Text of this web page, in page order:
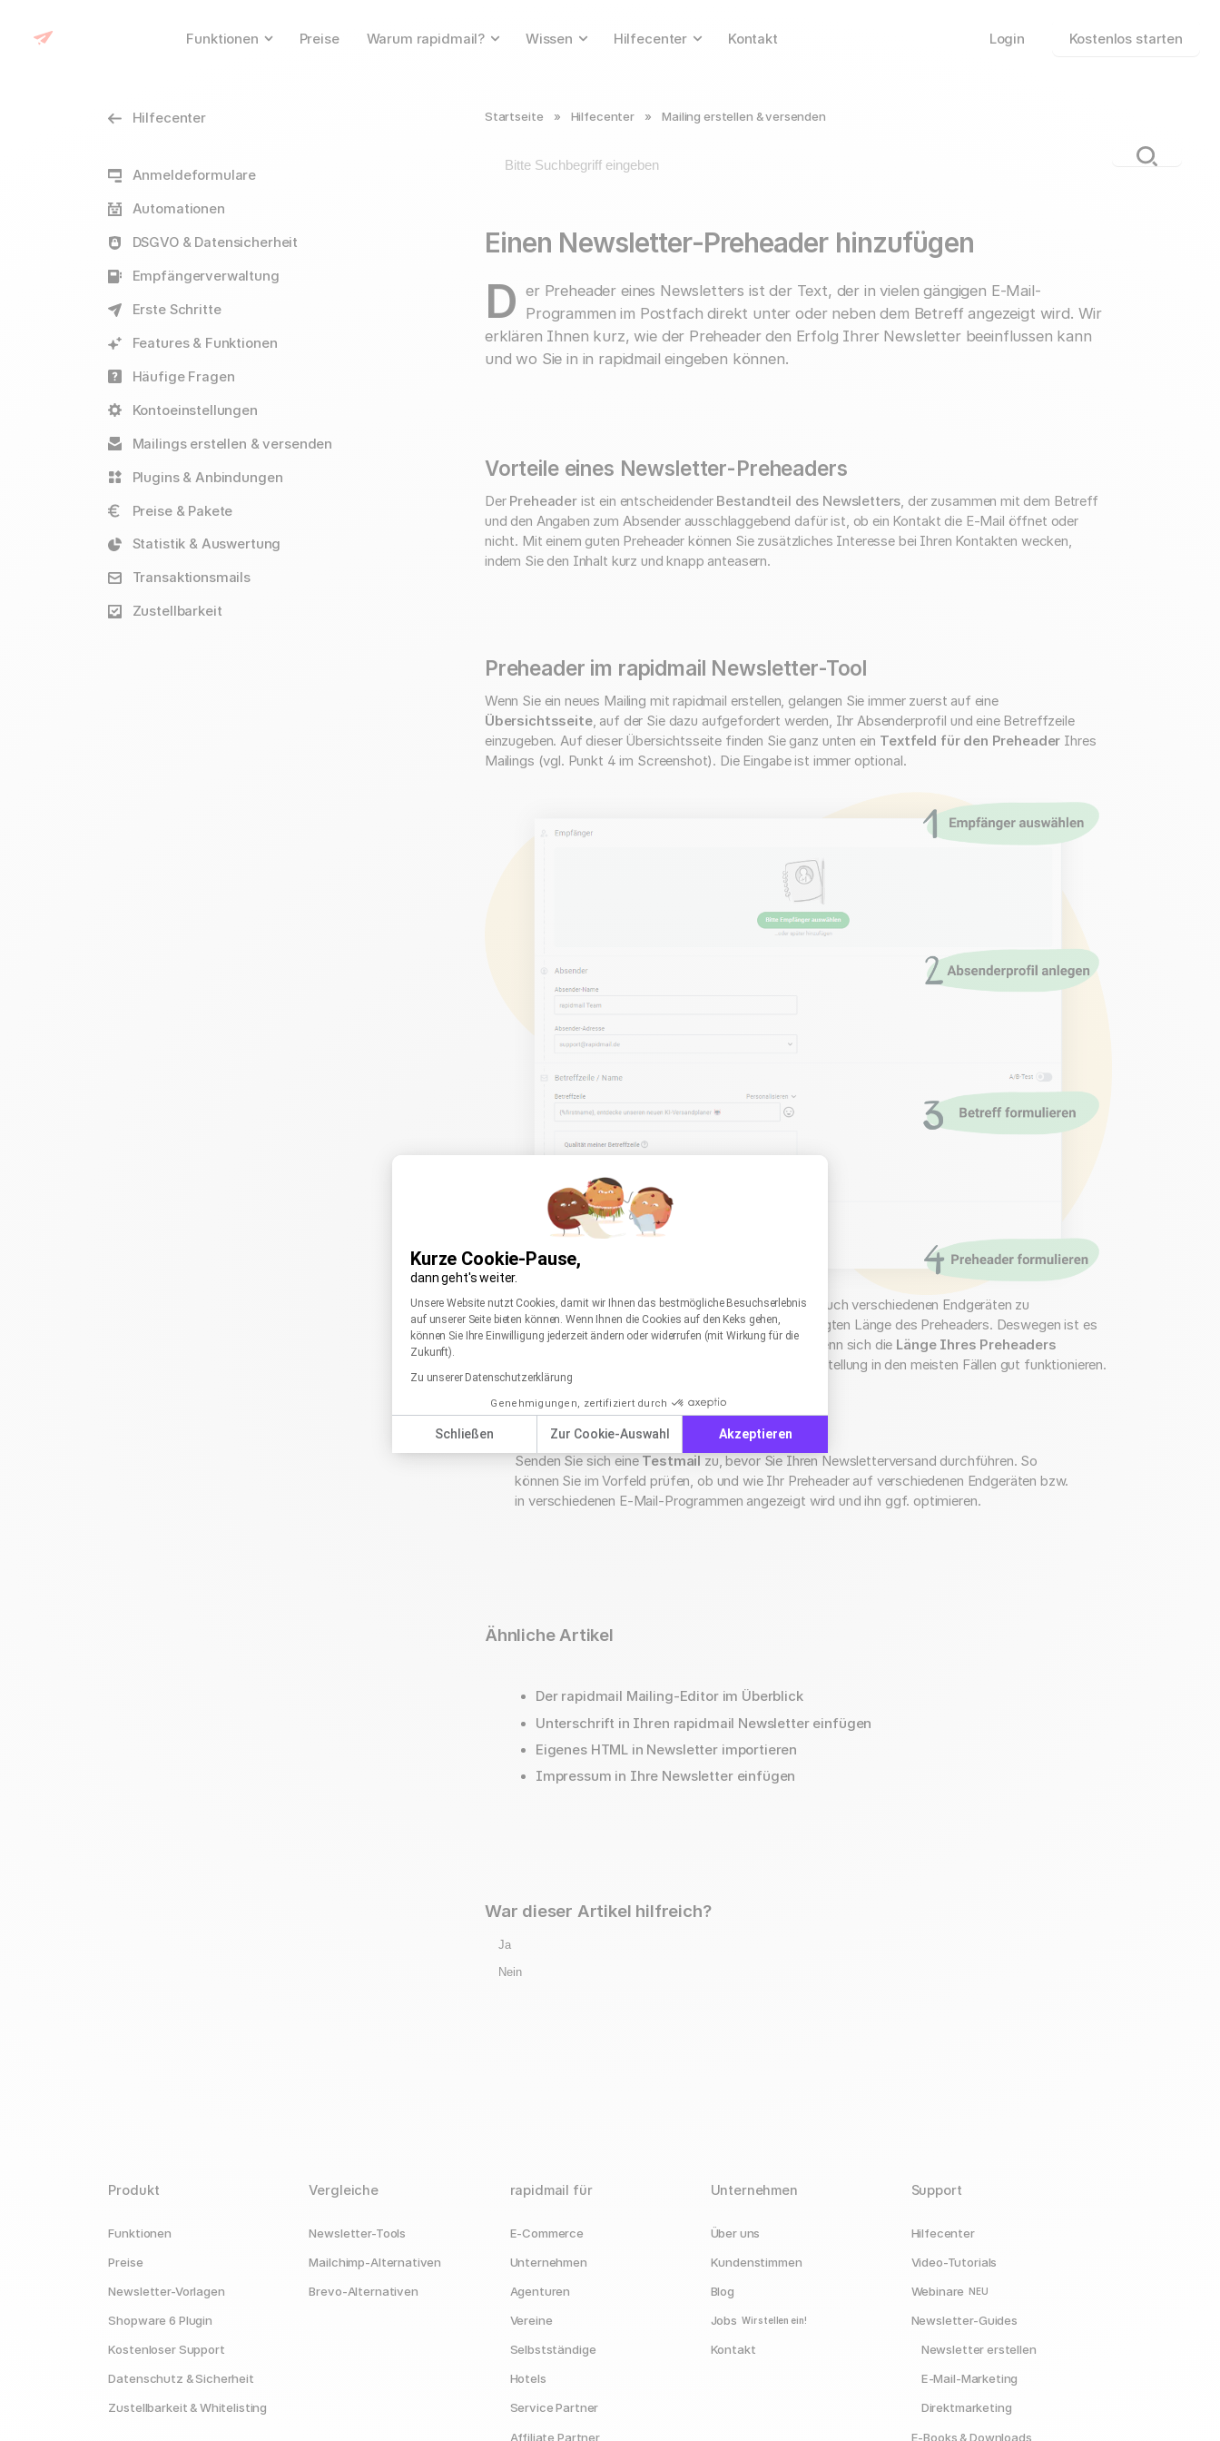
Kurze Cookie-Pause,
dann geht's weiter.
Einwilligungsmanagementplattform: Passen Sie Ihre Optionen an
Unsere Website nutzt Cookies, damit wir Ihnen das bestmögliche Besuchserlebnis
auf unserer Seite bieten können. Wenn Ihnen die Cookies auf den Keks gehen,
können Sie Ihre Einwilligung jederzeit ändern oder widerrufen (mit Wirkung für die
Zukunft).
Zu unserer Datenschutzerklärung
Genehmigungen, zertifiziert durch
Schließen Zur Cookie-Auswahl Akzeptieren
Axeptio consent
Funktionen Preise Warum rapidmail? Wissen Hilfecenter Kontakt Login Kostenlos starten
Hilfecenter
Anmeldeformulare
Automationen
DSGVO & Datensicherheit
Empfängerverwaltung
Erste Schritte
Features & Funktionen
Häufige Fragen
Kontoeinstellungen
Mailings erstellen & versenden
Plugins & Anbindungen
Preise & Pakete
Statistik & Auswertung
Transaktionsmails
Zustellbarkeit
Startseite » Hilfecenter » Mailing erstellen & versenden
Einen Newsletter-Preheader hinzufügen
D er Preheader eines Newsletters ist der Text, der in vielen gängigen E-Mail-
Programmen im Postfach direkt unter oder neben dem Betreff angezeigt wird. Wir
erklären Ihnen kurz, wie der Preheader den Erfolg Ihrer Newsletter beeinflussen kann
und wo Sie in in rapidmail eingeben können.
Vorteile eines Newsletter-Preheaders
Der Preheaderist ein entscheidender Bestandteil des Newsletters, der zusammen mit dem Betreff
und den Angaben zum Absender ausschlaggebend dafür ist, ob ein Kontakt die E-Mail öffnet oder
nicht. Mit einem guten Preheader können Sie zusätzliches Interesse bei Ihren Kontakten wecken,
indem Sie den Inhalt kurz und knapp anteasern.
Preheader im rapidmail Newsletter-Tool
Wenn Sie ein neues Mailing mit rapidmail erstellen, gelangen Sie immer zuerst auf eine
Übersichtsseite, auf der Sie dazu aufgefordert werden, Ihr Absenderprofil und eine Betreffzeile
einzugeben. Auf dieser Übersichtsseite finden Sie ganz unten ein Textfeld für den Preheader Ihres
Mailings (vgl. Punkt 4 im Screenshot). Die Eingabe ist immer optional.
Leider kommt es bei verschiedenen E-Mail-Clients und auch verschiedenen Endgeräten zu
Unterschieden in der generellen Anzeige und der angezeigten Länge des Preheaders. Deswegen ist es
schwierig, eine konkrete Empfehlung auszusprechen. Wenn sich die Länge Ihres Preheaders
bewegt, sollte die Darstellung in den meisten Fällen gut funktionieren.
💡 Unser Tipp:
Senden Sie sich eine Testmail zu, bevor Sie Ihren Newsletterversand durchführen. So
können Sie im Vorfeld prüfen, ob und wie Ihr Preheader auf verschiedenen Endgeräten bzw.
in verschiedenen E-Mail-Programmen angezeigt wird und ihn ggf. optimieren.
Ähnliche Artikel
Der rapidmail Mailing-Editor im Überblick
Unterschrift in Ihren rapidmail Newsletter einfügen
Eigenes HTML in Newsletter importieren
Impressum in Ihre Newsletter einfügen
War dieser Artikel hilfreich?
Ja
Nein
Produkt
Funktionen
Preise
Newsletter-Vorlagen
Shopware 6 Plugin
Kostenloser Support
Datenschutz & Sicherheit
Zustellbarkeit & Whitelisting
Vergleiche
Newsletter-Tools
Mailchimp-Alternativen
Brevo-Alternativen
rapidmail für
E-Commerce
Unternehmen
Agenturen
Vereine
Selbstständige
Hotels
Service Partner
Affiliate Partner
Unternehmen
Über uns
Kundenstimmen
Blog
Jobs Wir stellen ein!
Kontakt
Support
Hilfecenter
Video-Tutorials
Webinare NEU
Newsletter-Guides
Newsletter erstellen
E-Mail-Marketing
Direktmarketing
E-Books & Downloads